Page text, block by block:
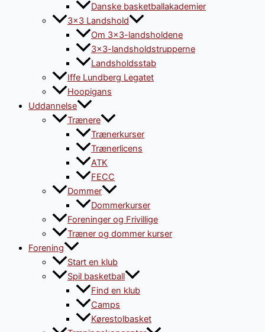
Danske basketballakademier
3×3 Landshold
Om 3×3-landsholdene
3×3-landsholdstrupperne
Landsholdsstab
Iffe Lundberg Legatet
Hoopigans
Uddannelse
Trænere
Trænerkurser
Trænerlicens
ATK
FECC
Dommer
Dommerkurser
Foreninger og Frivillige
Træner og dommer kurser
Forening
Start en klub
Spil basketball
Find en klub
Camps
Kørestolbasket